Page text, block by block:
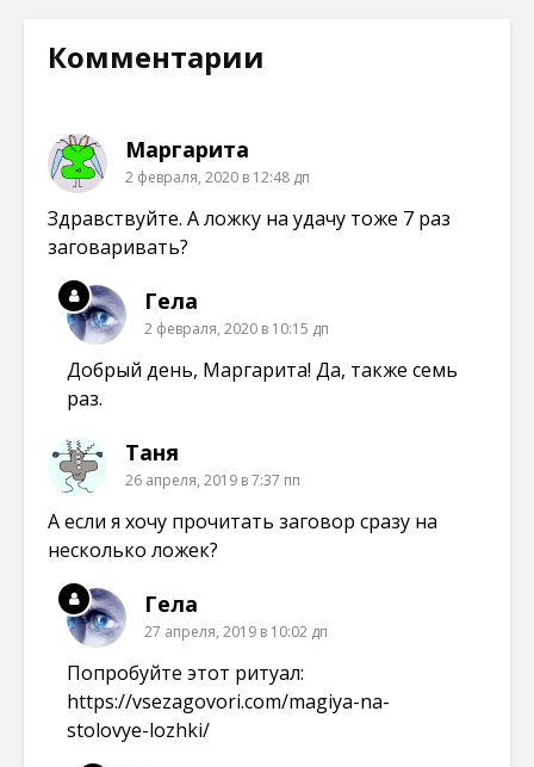
о
е
)
о
н
е
)
о
в
н
е
)
е
)
Комментарии
Маргарита
2 февраля, 2020 в 12:48 дп
Здравствуйте. А ложку на удачу тоже 7 раз
заговаривать?
Гела
2 февраля, 2020 в 10:15 дп
Добрый день, Маргарита! Да, также семь
раз.
Таня
26 апреля, 2019 в 7:37 пп
А если я хочу прочитать заговор сразу на
несколько ложек?
Гела
27 апреля, 2019 в 10:02 дп
Попробуйте этот ритуал:
https://vsezagovori.com/magiya-na-
stolovye-lozhki/